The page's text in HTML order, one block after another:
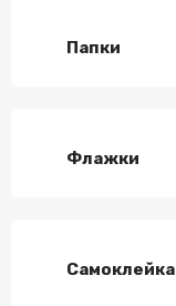
Папки
Флажки
Самоклейка